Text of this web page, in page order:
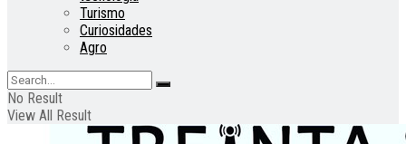
Turismo
Curiosidades
Agro
No Result
View All Result